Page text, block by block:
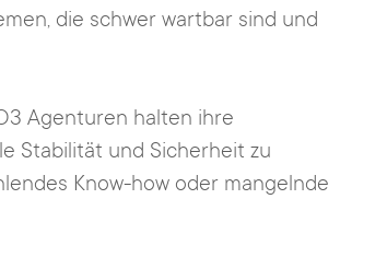
die schwer wartbar sind und
Agenturen halten ihre
Stabilität und Sicherheit zu
Know-how oder mangelnde